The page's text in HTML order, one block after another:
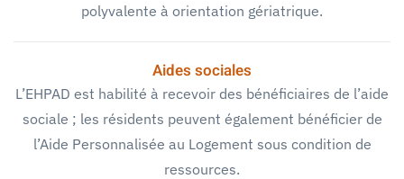
polyvalente à orientation gériatrique.
Aides sociales
L’EHPAD est habilité à recevoir des bénéficiaires de l’aide
sociale ; les résidents peuvent également bénéficier de
l’Aide Personnalisée au Logement sous condition de
ressources.